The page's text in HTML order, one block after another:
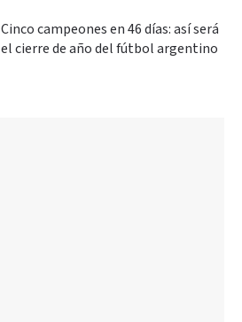
Cinco campeones en 46 días: así será
el cierre de año del fútbol argentino